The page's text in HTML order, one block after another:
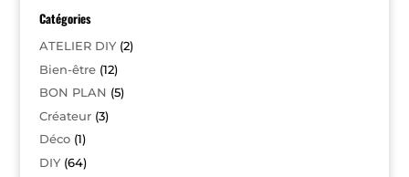
Catégories
ATELIER DIY(2)
Bien-être(12)
BON PLAN (5)
Créateur(3)
Déco(1)
DIY(64)